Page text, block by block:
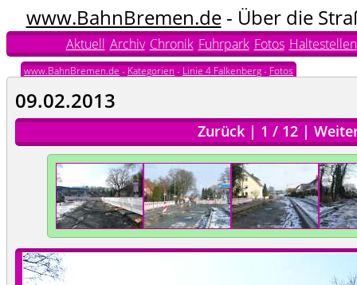
www.BahnBremen.de- Über die
Aktuell Archiv Chronik Fuhrpark Fotos Haltestellen
www.BahnBremen.de - Kategorien - Linie 4 Falkenberg- Fotos
09.02.2013
Zurück | 1 / 12 |